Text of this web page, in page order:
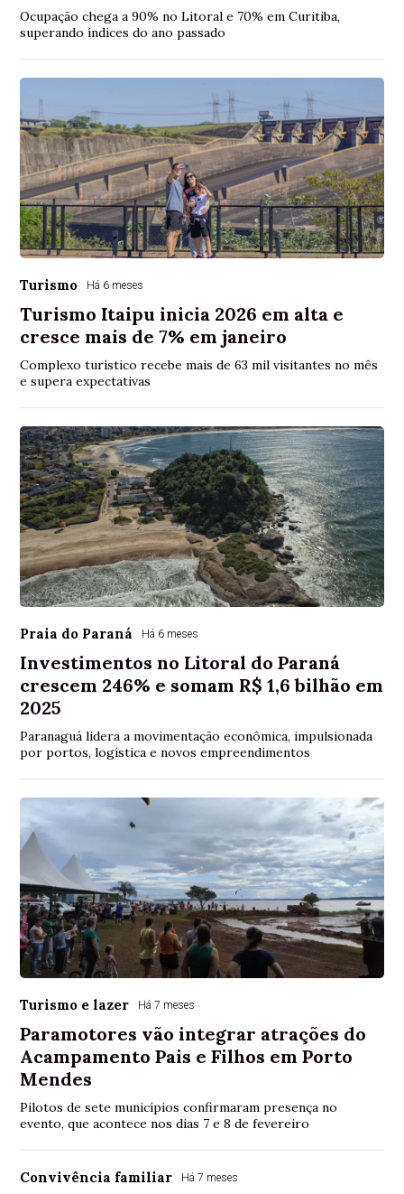
Ocupação chega a 90% no Litoral e 70% em Curitiba,
superando índices do ano passado
Turismo Há 6 meses
Turismo Itaipu inicia 2026 em alta e
cresce mais de 7% em janeiro
Complexo turístico recebe mais de 63 mil visitantes no mês
e supera expectativas
Praia do Paraná Há 6 meses
Investimentos no Litoral do Paraná
crescem 246% e somam R$ 1,6 bilhão em
2025
Paranaguá lidera a movimentação econômica, impulsionada
por portos, logística e novos empreendimentos
Turismo e lazer Há 7 meses
Paramotores vão integrar atrações do
Acampamento Pais e Filhos em Porto
Mendes
Pilotos de sete municípios confirmaram presença no
evento, que acontece nos dias 7 e 8 de fevereiro
Convivência familiar Há 7 meses